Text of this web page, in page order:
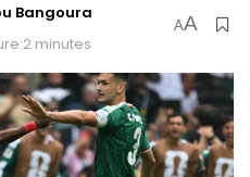
Bangoura
minutes
AA